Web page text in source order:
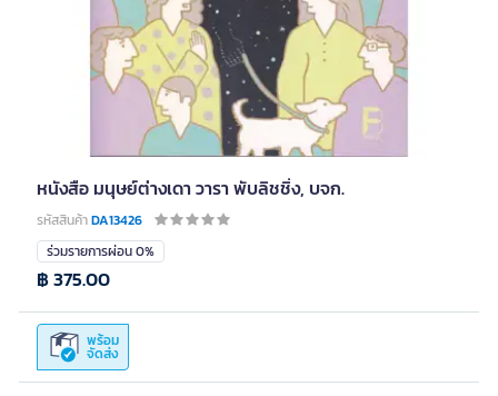
หนังสือ มนุษย์ต่างเดา วารา พับลิชชิ่ง, บจก.
รหัสสินค้าDA13426
ร่วมรายการผ่อน 0%
พร้อม
จัดส่ง
฿ 375.00